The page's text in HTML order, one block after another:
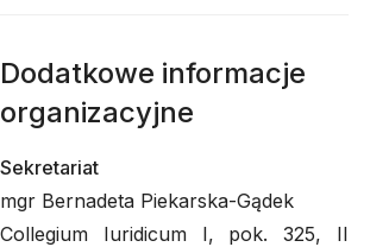
Dodatkowe informacje
organizacyjne
Sekretariat
mgr Bernadeta Piekarska-Gądek
Collegium Iuridicum I, pok. 325, II